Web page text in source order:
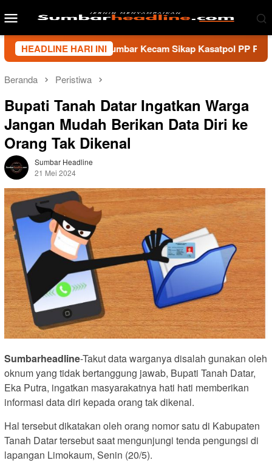
ke
Menu
Mobile
HEADLINE HARI INI
Wartawan Sumbar Kecam Sikap Kasatpol PP Payakumbuh,
Beranda Peristiwa
Bupati Tanah Datar Ingatkan Warga
Jangan Mudah Berikan Data Diri ke
Orang Tak Dikenal
Sumbar Headline
21 Mei 2024
Sumbarheadline-Takut data warganya disalah gunakan oleh
oknum yang tidak bertanggung jawab, Bupati Tanah Datar,
Eka Putra, ingatkan masyarakatnya hati hati memberikan
informasi data diri kepada orang tak dikenal.
Hal tersebut dikatakan oleh orang nomor satu di Kabupaten
Tanah Datar tersebut saat mengunjungi tenda pengungsi di
lapangan Limokaum, Senin (20/5).